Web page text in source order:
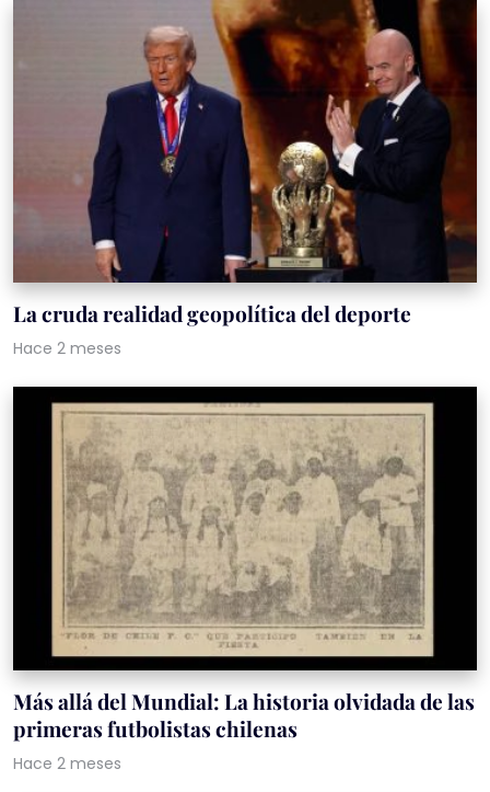
La cruda realidad geopolítica del deporte
Hace 2 meses
Más allá del Mundial: La historia olvidada de las
primeras futbolistas chilenas
Hace 2 meses